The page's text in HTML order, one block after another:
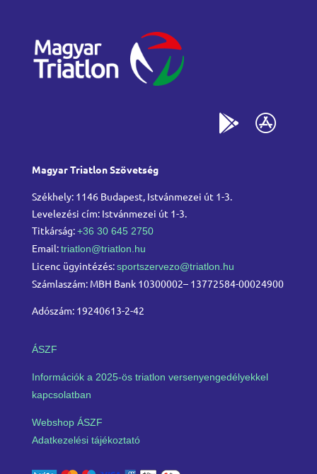
Magyar Triatlon Szövetség
Székhely: 1146 Budapest, Istvánmezei út 1-3.
Levelezési cím: Istvánmezei út 1-3.
Titkárság:+36 30 645 2750
Email:triatlon@triatlon.hu
Licenc ügyintézés:sportszervezo@triatlon.hu
Számlaszám: MBH Bank 10300002– 13772584-00024900
Adószám: 19240613-2-42
ÁSZF
Információk a 2025-ös triatlon versenyengedélyekkel
kapcsolatban
Webshop ÁSZF
Adatkezelési tájékoztató